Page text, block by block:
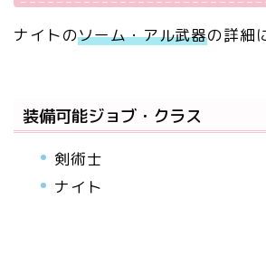
ナイトのソーム・アル武器の詳細
装備可能ジョブ・クラス
剣術士
ナイト